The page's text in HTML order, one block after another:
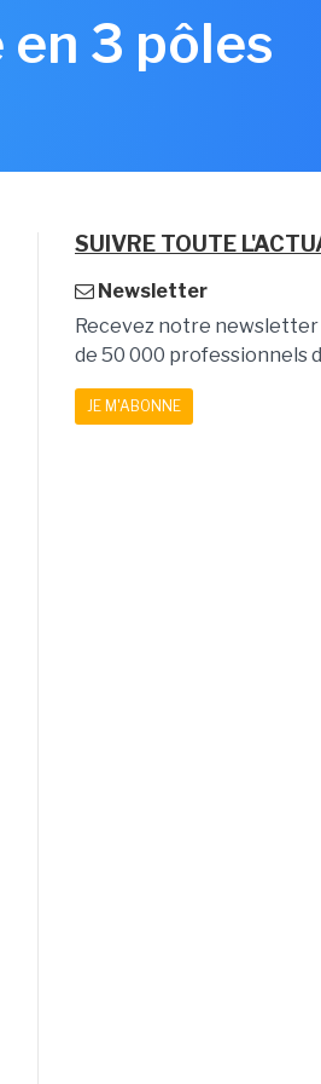
3 pôles
SUIVRE TOUTE
Newsletter
Recevez notre newsletter
de 50 000 professionnels
JE M'ABONNE